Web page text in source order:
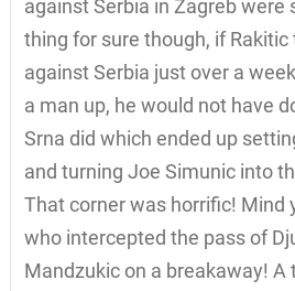
against Serbia in Zagreb were
thing for sure though, if
against Serbia just over a
a man up, he would not have
Srna did which ended up
and turning Joe Simunic into
That corner was horrific! Mind
who intercepted the pass of
Mandzukic on a breakaway! A